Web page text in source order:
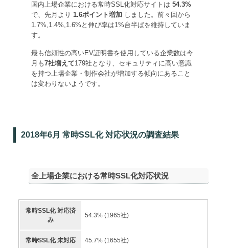
国内上場企業における常時SSL化対応サイトは 54.3%
で、先月より 1.6ポイント増加 しました。前々回から
1.7%,1.4%,1.6%と伸び率は1%台半ばを維持していま
す。
最も信頼性の高いEV証明書を使用している企業数は今
月も7社増えて179社となり、セキュリティに高い意識
を持つ上場企業・制作会社が増加する傾向にあること
は変わりないようです。
2018年6月 常時SSL化 対応状況の調査結果
全上場企業における常時SSL化対応状況
常時SSL化 対応済
み
54.3% (1965社)
常時SSL化 未対応 45.7% (1655社)